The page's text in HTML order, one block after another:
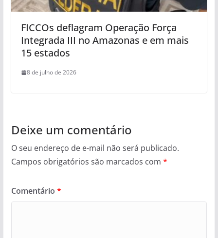
FICCOs deflagram Operação Força
Integrada III no Amazonas e em mais
15 estados
8 de julho de 2026
Deixe um comentário
O seu endereço de e-mail não será publicado.
Campos obrigatórios são marcados com *
Comentário *